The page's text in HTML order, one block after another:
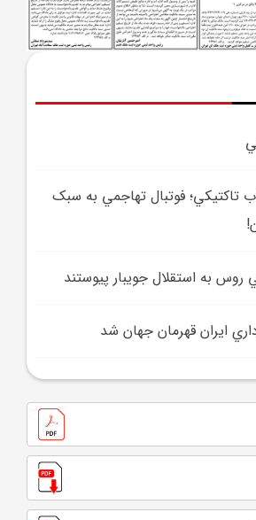
تاکتيکي؛ فوتبال تهاجمي به سبک
ايران قهرمان جهان شد